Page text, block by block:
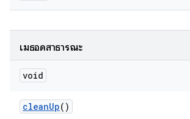
เมธอดสาธารณะ
void
cleanUp()